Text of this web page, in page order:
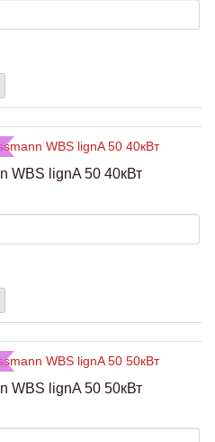
WBS lignA 50 40кВт
WBS lignA 50 50кВт